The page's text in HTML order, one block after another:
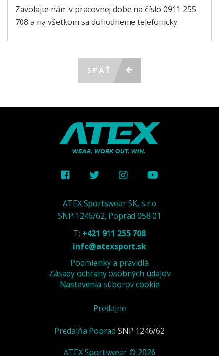
Zavolajte nám v pracovnej dobe na číslo 0911 255
708 a na všetkom sa dohodneme telefonicky.
SPÄŤ
ATEX Sportswear SK, s.r.o
SNP 1246/62, Poprad 058 01
T: +421 911 255 708
info@atexsport.sk
Podmienky a pravidlá
Zásady ochrany osobných údajov
Nastavenia súborov cookie
Predajne
Predajňa Poprad SNP 1246/62
ATEX Sportswear © 2026